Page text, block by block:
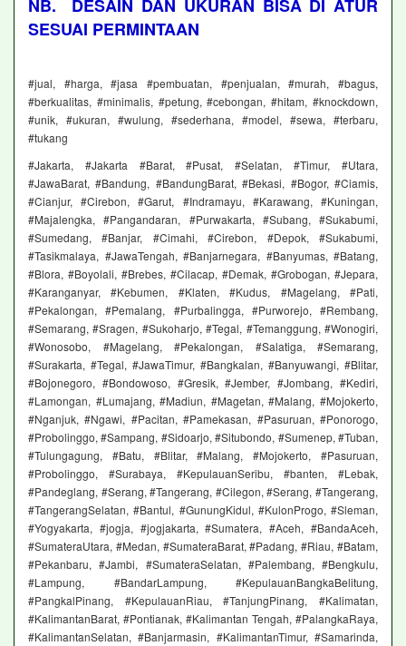
NB. DESAIN DAN UKURAN BISA DI ATUR
SESUAI PERMINTAAN
#jual, #harga, #jasa #pembuatan, #penjualan, #murah, #bagus,
#berkualitas, #minimalis, #petung, #cebongan, #hitam, #knockdown,
#unik, #ukuran, #wulung, #sederhana, #model, #sewa, #terbaru,
#tukang
#Jakarta, #Jakarta #Barat, #Pusat, #Selatan, #Timur, #Utara,
#JawaBarat, #Bandung, #BandungBarat, #Bekasi, #Bogor, #Ciamis,
#Cianjur, #Cirebon, #Garut, #Indramayu, #Karawang, #Kuningan,
#Majalengka, #Pangandaran, #Purwakarta, #Subang, #Sukabumi,
#Sumedang, #Banjar, #Cimahi, #Cirebon, #Depok, #Sukabumi,
#Tasikmalaya, #JawaTengah, #Banjarnegara, #Banyumas, #Batang,
#Blora, #Boyolali, #Brebes, #Cilacap, #Demak, #Grobogan, #Jepara,
#Karanganyar, #Kebumen, #Klaten, #Kudus, #Magelang, #Pati,
#Pekalongan, #Pemalang, #Purbalingga, #Purworejo, #Rembang,
#Semarang, #Sragen, #Sukoharjo, #Tegal, #Temanggung, #Wonogiri,
#Wonosobo, #Magelang, #Pekalongan, #Salatiga, #Semarang,
#Surakarta, #Tegal, #JawaTimur, #Bangkalan, #Banyuwangi, #Blitar,
#Bojonegoro, #Bondowoso, #Gresik, #Jember, #Jombang, #Kediri,
#Lamongan, #Lumajang, #Madiun, #Magetan, #Malang, #Mojokerto,
#Nganjuk, #Ngawi, #Pacitan, #Pamekasan, #Pasuruan, #Ponorogo,
#Probolinggo, #Sampang, #Sidoarjo, #Situbondo, #Sumenep, #Tuban,
#Tulungagung, #Batu, #Blitar, #Malang, #Mojokerto, #Pasuruan,
#Probolinggo, #Surabaya, #KepulauanSeribu, #banten, #Lebak,
#Pandeglang, #Serang, #Tangerang, #Cilegon, #Serang, #Tangerang,
#TangerangSelatan, #Bantul, #GunungKidul, #KulonProgo, #Sleman,
#Yogyakarta, #jogja, #jogjakarta, #Sumatera, #Aceh, #BandaAceh,
#SumateraUtara, #Medan, #SumateraBarat, #Padang, #Riau, #Batam,
#Pekanbaru, #Jambi, #SumateraSelatan, #Palembang, #Bengkulu,
#Lampung, #BandarLampung, #KepulauanBangkaBelitung,
#PangkalPinang, #KepulauanRiau, #TanjungPinang, #Kalimatan,
#KalimantanBarat, #Pontianak, #Kalimantan Tengah, #PalangkaRaya,
#KalimantanSelatan, #Banjarmasin, #KalimantanTimur, #Samarinda,